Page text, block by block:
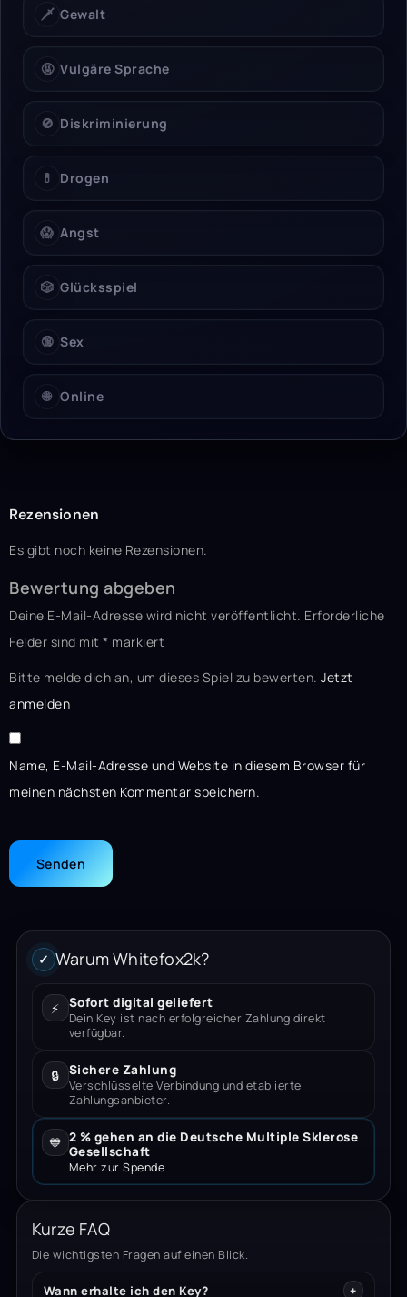
🗡️ Gewalt
🤬 Vulgäre Sprache
🚫 Diskriminierung
💊 Drogen
😱 Angst
🎲 Glücksspiel
🔞 Sex
🌐 Online
Rezensionen
Es gibt noch keine Rezensionen.
Bewertung abgeben
Deine E-Mail-Adresse wird nicht veröffentlicht. Erforderliche
Felder sind mit * markiert
Bitte melde dich an, um dieses Spiel zu bewerten. Jetzt
anmelden
Name, E-Mail-Adresse und Website in diesem Browser für
meinen nächsten Kommentar speichern.
✓ Warum Whitefox2k?
⚡ Sofort digital geliefert
Dein Key ist nach erfolgreicher Zahlung direkt
verfügbar.
🔒 Sichere Zahlung
Verschlüsselte Verbindung und etablierte
Zahlungsanbieter.
💙 2 % gehen an die Deutsche Multiple Sklerose
Gesellschaft
Mehr zur Spende
Kurze FAQ
Die wichtigsten Fragen auf einen Blick.
Wann erhalte ich den Key?